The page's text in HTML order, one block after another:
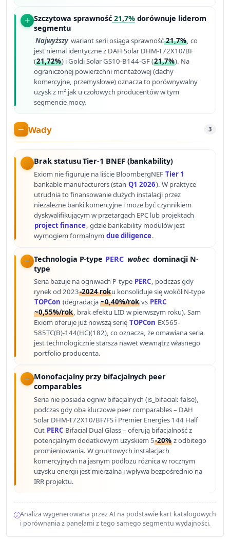
Szczytowa sprawność 21,7%dorównuje liderom
segmentu
Najwyższy wariant serii osiąga sprawność21,7%, co
jest niemal identyczne z DAH Solar DHM-T72X10/BF
(21,72%) i Goldi Solar GS10-B144-GF (21,7%). Na
ograniczonej powierzchni montażowej (dachy
komercyjne, przemysłowe) oznacza to porównywalny
uzysk z m² jak u czołowych producentów w tym
segmencie mocy.
Wady 3
Brak statusu Tier-1 BNEF (bankability)
Exiom nie figuruje na liście BloombergNEF Tier 1
bankable manufacturers (stan Q1 2026). W praktyce
utrudnia to finansowanie dużych instalacji przez
niezależne banki komercyjne i może być czynnikiem
dyskwalifikującym w przetargach EPC lub projektach
project finance, gdzie bankability modułów jest
wymogiem formalnym due diligence.
Technologia P-type PERC wobec dominacji N-
type
Seria bazuje na ogniwach P-type PERC, podczas gdy
rynek od 2023-2024 roku konsoliduje się wokół N-type
TOPCon (degradacja~0,40%/rok vs PERC
~0,55%/rok, brak efektu LID w pierwszym roku). Sam
Exiom oferuje już nowszą serię TOPCon EX565-
585TC(B)-144(HC)(182), co oznacza, że omawiana seria
jest technologicznie starsza nawet wewnątrz własnego
portfolio producenta.
Monofacjalny przy bifacjalnych peer
comparables
Seria nie posiada ogniw bifacjalnych (is_bifacial: false),
podczas gdy oba kluczowe peer comparables – DAH
Solar DHM-T72X10/BF/FS i Premier Energies 144 Half
Cut PERC Bifacial Dual Glass – oferują bifacjalność z
potencjalnym dodatkowym uzyskiem 5-20% z odbitego
promieniowania. W gruntowych instalacjach
komercyjnych na jasnym podłożu różnica w rocznym
uzysku energii jest mierzalna i wpływa bezpośrednio na
IRR projektu.
Analiza wygenerowana przez AI na podstawie kart katalogowych
i porównania z panelami z tego samego segmentu wydajności.